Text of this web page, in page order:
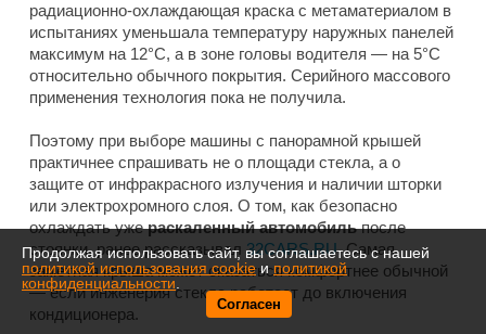
радиационно-охлаждающая краска с метаматериалом в
испытаниях уменьшала температуру наружных панелей
максимум на 12°C, а в зоне головы водителя — на 5°C
относительно обычного покрытия. Серийного массового
применения технология пока не получила.
Поэтому при выборе машины с панорамной крышей
практичнее спрашивать не о площади стекла, а о
защите от инфракрасного излучения и наличии шторки
или электрохромного слоя. О том, как безопасно
охлаждать ужераскаленный автомобильпосле
стоянки, ранее рассказывал 32CARS.RU. Самая
заметная крыша может оказаться комфортнее обычной
— если инженерия стекла работает до включения
кондиционера.
Продолжая использовать сайт, вы соглашаетесь с нашей
политикой использования cookieиполитикой
конфиденциальности
Согласен